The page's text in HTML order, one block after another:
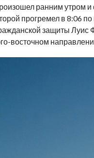
ранним утром и
прогремел в 8:06
защиты Луис
восточном